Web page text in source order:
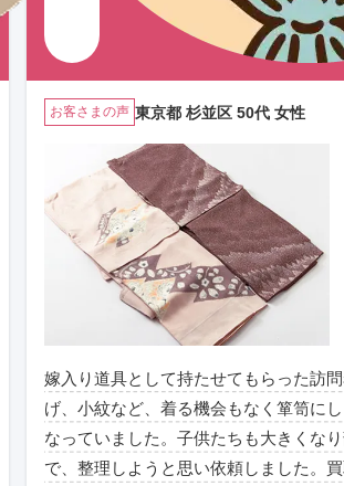
お客さまの声 東京都 杉並区 50代 女性
嫁入り道具として持たせてもらった訪
げ、小紋など、着る機会もなく箪笥に
なっていました。子供たちも大きくな
で、整理しようと思い依頼しました。